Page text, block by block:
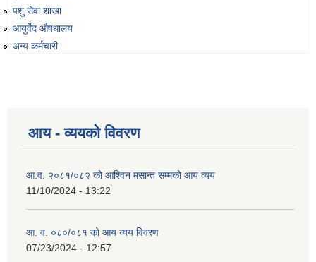
पशु सेवा शाखा
आयुर्वेद औषधालय
अन्य कर्मचारी
आय - व्ययको विवरण
आ.व. २०८१/०८२ को आश्विन मसान्त सम्मको आय व्यय
11/10/2024 - 13:22
आ. व. ०८०/०८१ को आय व्यय विवरण
07/23/2024 - 12:57